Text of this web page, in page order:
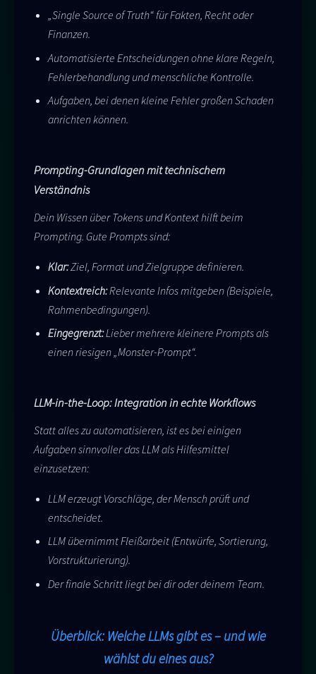
„Single Source of Truth“ für Fakten, Recht oder
Finanzen.
Automatisierte Entscheidungen ohne klare Regeln,
Fehlerbehandlung und menschliche Kontrolle.
Aufgaben, bei denen kleine Fehler großen Schaden
anrichten können.
Prompting-Grundlagen mit technischem
Verständnis
Dein Wissen über Tokens und Kontext hilft beim
Prompting. Gute Prompts sind:
Klar:Ziel, Format und Zielgruppe definieren.
Kontextreich:Relevante Infos mitgeben (Beispiele,
Rahmenbedingungen).
Eingegrenzt:Lieber mehrere kleinere Prompts als
einen riesigen „Monster-Prompt“.
LLM-in-the-Loop: Integration in echte Workflows
Statt alles zu automatisieren, ist es bei einigen
Aufgaben sinnvoller das LLM als Hilfesmittel
einzusetzen:
LLM erzeugt Vorschläge, der Mensch prüft und
entscheidet.
LLM übernimmt Fleißarbeit (Entwürfe, Sortierung,
Vorstrukturierung).
Der finale Schritt liegt bei dir oder deinem Team.
Überblick: Welche LLMs gibt es – und wie
wählst du eines aus?